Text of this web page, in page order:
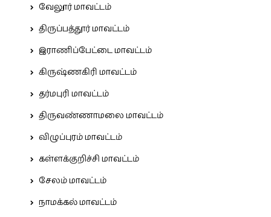
வேலூர் மாவட்டம்
திருப்பத்தூர் மாவட்டம்
இராணிப்பேட்டை மாவட்டம்
கிருஷ்ணகிரி மாவட்டம்
தர்மபுரி மாவட்டம்
திருவண்ணாமலை மாவட்டம்
விழுப்புரம் மாவட்டம்
கள்ளக்குறிச்சி மாவட்டம்
சேலம் மாவட்டம்
நாமக்கல் மாவட்டம்